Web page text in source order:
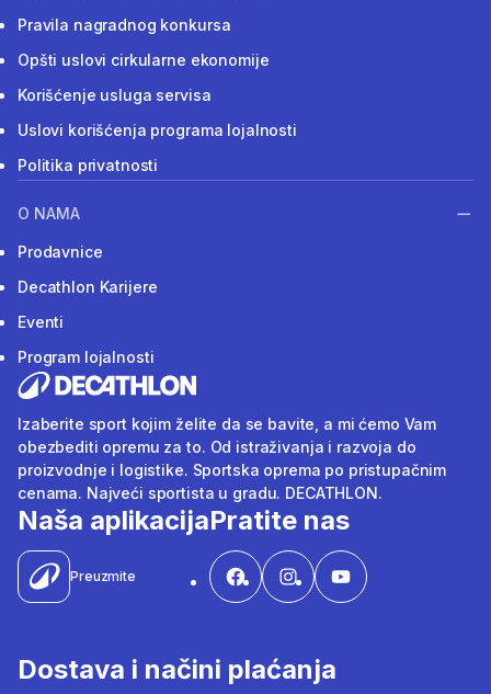
Pravila nagradnog konkursa
Opšti uslovi cirkularne ekonomije
Korišćenje usluga servisa
Uslovi korišćenja programa lojalnosti
Politika privatnosti
O NAMA
Prodavnice
Decathlon Karijere
Eventi
Program lojalnosti
Izaberite sport kojim želite da se bavite, a mi ćemo Vam
obezbediti opremu za to. Od istraživanja i razvoja do
proizvodnje i logistike. Sportska oprema po pristupačnim
cenama. Najveći sportista u gradu. DECATHLON.
Naša aplikacija
Preuzmite
Pratite nas
Dostava i načini plaćanja